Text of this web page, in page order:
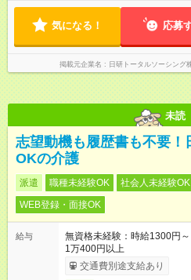
気になる！ 応募
掲載元企業名 日研トータルソーシン
未読
志望動機も履歴書も不要！
OKの介護
派遣 職種未経験OK 社会人未経験OK
WEB登録・面接OK
給与
無資格未経験：時給1300
1万400円以上
交通費別途支給あり